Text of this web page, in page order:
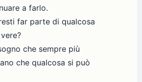
a farlo.
far parte di qualcosa
che sempre più
che qualcosa si può